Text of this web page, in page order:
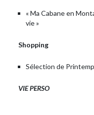
« Ma Cabane en
vie »
Shopping
Sélection de
VIE PERSO